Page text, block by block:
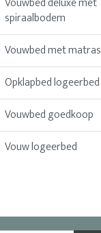
spiraalbodem
Vouwbed met matras
Opklapbed logeerbed
Vouwbed goedkoop
Vouw logeerbed